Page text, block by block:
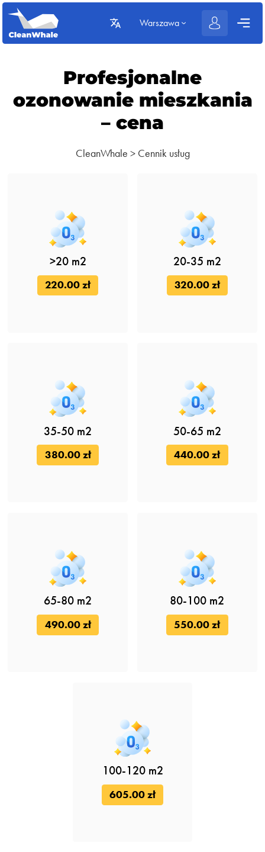
Warszawa
Profesjonalne
ozonowanie mieszkania
– cena
CleanWhale > Cennik usług
>20 m2
220.00 zł
20-35 m2
320.00 zł
35-50 m2
380.00 zł
50-65 m2
440.00 zł
65-80 m2
490.00 zł
80-100 m2
550.00 zł
100-120 m2
605.00 zł